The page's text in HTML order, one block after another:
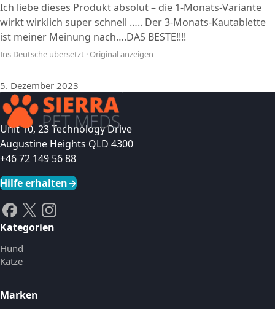
Ich liebe dieses Produkt absolut – die 1‑Monats‑Variante
wirkt wirklich super schnell ….. Der 3‑Monats‑Kautablette
ist meiner Meinung nach….DAS BESTE!!!!
Ins Deutsche übersetzt · Original anzeigen
5. Dezember 2023
Unit 10, 23 Technology Drive
Augustine Heights QLD 4300
+46 72 149 56 88
Hilfe erhalten→
Kategorien
Hund
Katze
Marken